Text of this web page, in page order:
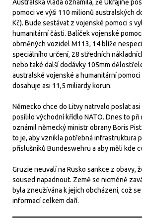
Australská vláda oznámila, že Ukrajině
pomoci ve výši 110 milionů australských
Kč). Bude sestávat z vojenské pomoci s
humanitární části. Balíček vojenské
obrněných vozidel M113, 14 blíže
speciálního určení, 28 středních
nebo také další dodávky 105mm
australské vojenské a humanitární
dosahuje asi 11,5 miliardy korun.
Německo chce do Litvy natrvalo poslat
posílilo východní křídlo NATO. Dnes to při
oznámil německý ministr obrany Boris
to je, aby vznikla potřebná infrastruktura
příslušníků Bundeswehru a aby měli kde
Gruzie neuvalí na Rusko sankce z obavy,
soused napadnout. Země se nicméně
byla zneužívána k jejich obcházení, což
informací celkem daří.